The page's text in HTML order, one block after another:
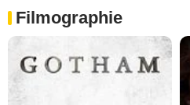
Filmographie